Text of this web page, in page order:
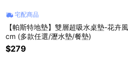
宅配商品
【帕斯特地墊】雙層超吸水桌墊-花卉
cm (多款任選/瀝水墊/餐墊)
$279